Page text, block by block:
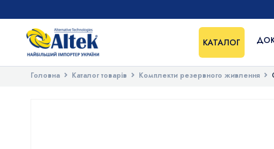
КАТАЛОГ
Головна Каталог товарів Комплекти резервного живлення